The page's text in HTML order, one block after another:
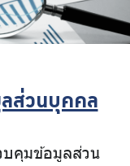
ลส่วนบุคคล
คุมข้อมูลส่วน